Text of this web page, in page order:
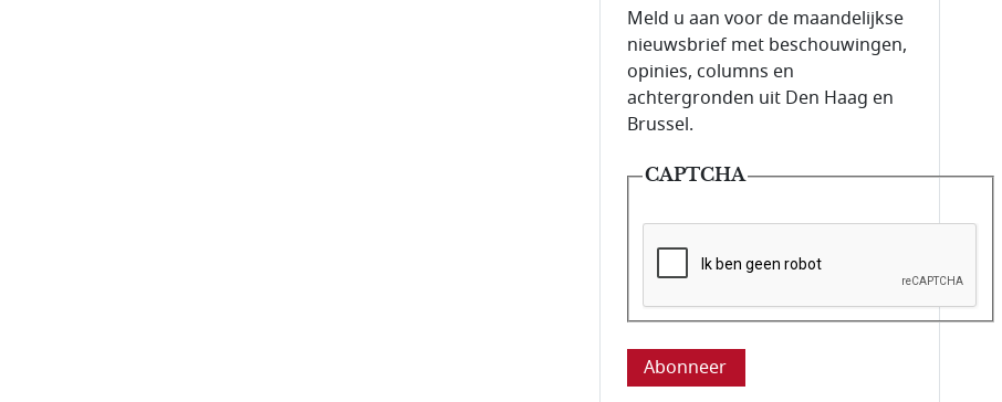
E-mailadres van de abonnee.
Meld u aan voor de maandelijkse
nieuwsbrief met beschouwingen,
opinies, columns en
achtergronden uit Den Haag en
Brussel.
CAPTCHA
Deze vraag is om te controleren dat u